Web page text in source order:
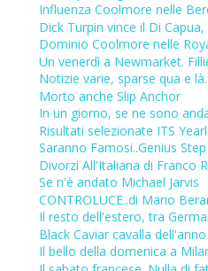
Influenza Coolmore nelle
Dick Turpin vince il Di
Dominio Coolmore nelle
Un venerdì a Newmarket.
Notizie varie, sparse qua e là.
Morto anche Slip Anchor
In un giorno, se ne sono
Risultati selezionate ITS
Saranno Famosi..Genius
Divorzi All'Italiana di Franco
Se n'è andato Michael Jarvis
CONTROLUCE..di Mario
Il resto dell'estero, tra
Black Caviar cavalla
Il bello della domenica a